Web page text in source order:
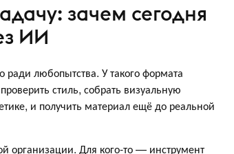
зачем сегодня
ИИ
ради любопытства. У такого формата
стиль, собрать визуальную
и получить материал ещё до реальной
организации. Для кого-то — инструмент